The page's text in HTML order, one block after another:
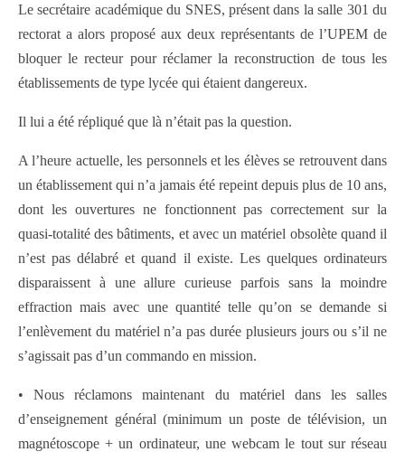
Le secrétaire académique du SNES, présent dans la salle 301 du
rectorat a alors proposé aux deux représentants de l’UPEM de
bloquer le recteur pour réclamer la reconstruction de tous les
établissements de type lycée qui étaient dangereux.
Il lui a été répliqué que là n’était pas la question.
A l’heure actuelle, les personnels et les élèves se retrouvent dans
un établissement qui n’a jamais été repeint depuis plus de 10 ans,
dont les ouvertures ne fonctionnent pas correctement sur la
quasi-totalité des bâtiments, et avec un matériel obsolète quand il
n’est pas délabré et quand il existe. Les quelques ordinateurs
disparaissent à une allure curieuse parfois sans la moindre
effraction mais avec une quantité telle qu’on se demande si
l’enlèvement du matériel n’a pas durée plusieurs jours ou s’il ne
s’agissait pas d’un commando en mission.
• Nous réclamons maintenant du matériel dans les salles
d’enseignement général (minimum un poste de télévision, un
magnétoscope + un ordinateur, une webcam le tout sur réseau